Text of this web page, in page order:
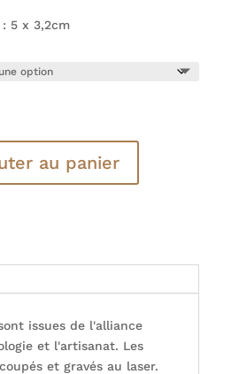
5 x 3,2cm
au panier
issues de l'alliance
et l'artisanat. Les
et gravés au laser.